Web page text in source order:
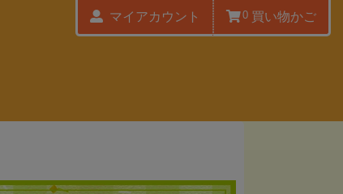
マイアカウント 0買い物かご